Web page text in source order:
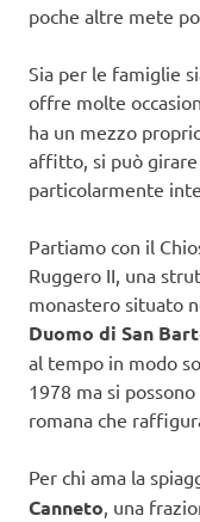
poche altre mete
Sia per le famiglie
offre molte
ha un mezzo
affitto, si può girare
particolarmente
Partiamo con il
Ruggero II, una
monastero situato
Duomo di San
al tempo in modo
1978 ma si
romana che
Per chi ama la
Canneto , una